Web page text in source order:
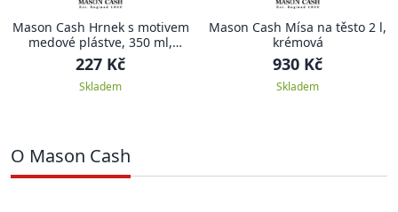
Mason Cash Hrnek s motivem
medové plástve, 350 ml,
krémová
227 Kč
Skladem
Mason Cash Mísa na těsto 2 l,
krémová
930 Kč
Skladem
O Mason Cash